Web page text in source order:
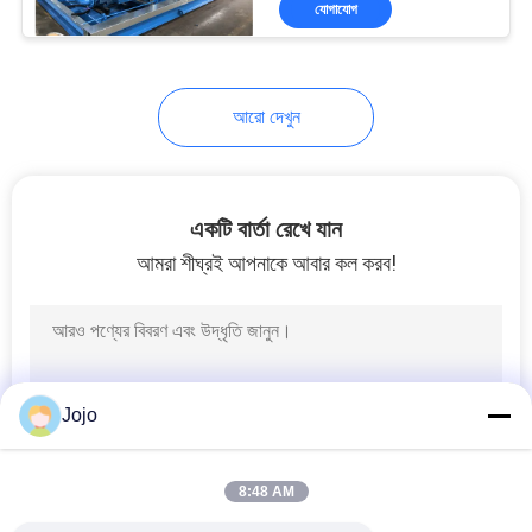
কার্বন ক্যাপচার সমাধান
RX Gas Generator
যোগাযোগ
আরো দেখুন
একটি বার্তা রেখে যান
আমরা শীঘ্রই আপনাকে আবার কল করব!
Jojo
8:48 AM